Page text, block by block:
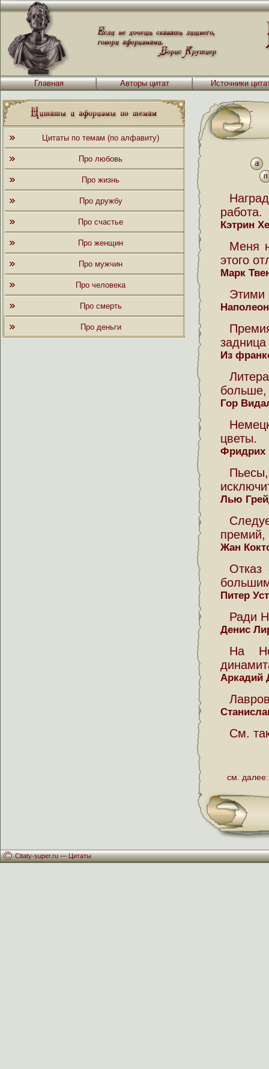
Главная Авторы цитат Источники
Цитаты по темам (по алфавиту)
Про любовь
Про жизнь
Про дружбу
Про счастье
Про женщин
Про мужчин
Про человека
Про смерть
Про деньги
работа.
Кэтрин
Меня
этого
Марк
Этими
задница
Из
больше,
Гор
цветы.
Фридрих
Лью
премий,
Жан
Питер
Ради
Денис
На
Аркадий
См.
см. далее:
Citaty-super.ru —Цитаты